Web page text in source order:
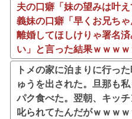
夫の口癖「妹の望みは叶
義妹の口癖「早くお兄ち
離婚してほしけりゃ署名
い」と言った結果ｗｗｗｗ
トメの家に泊まりに行っ
ゅうを出された。旦那も
パク食べた。翌朝、キッ
叱られてたんだがｗｗｗｗ